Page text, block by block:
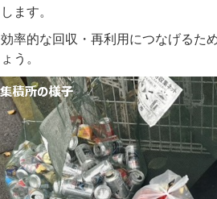
します。
効率的な回収・再利用につなげるた
ょう。